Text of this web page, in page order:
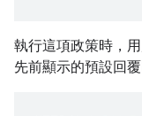
執行這項政策時，
先前顯示的預設回覆